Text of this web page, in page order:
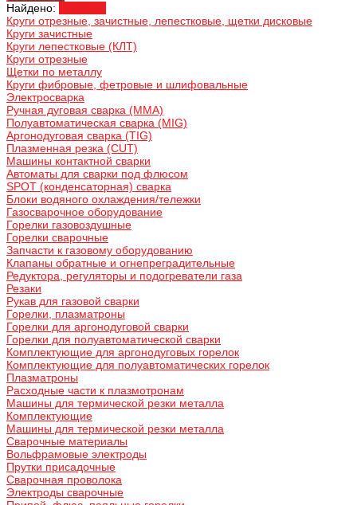
Найдено:
Круги отрезные, зачистные, лепестковые, щетки дисковые
Круги зачистные
Круги лепестковые (КЛТ)
Круги отрезные
Щетки по металлу
Круги фибровые, фетровые и шлифовальные
Электросварка
Ручная дуговая сварка (MMA)
Полуавтоматическая сварка (MIG)
Аргонодуговая сварка (TIG)
Плазменная резка (CUT)
Машины контактной сварки
Автоматы для сварки под флюсом
SPOT (конденсаторная) сварка
Блоки водяного охлаждения/тележки
Газосварочное оборудование
Горелки газовоздушные
Горелки сварочные
Запчасти к газовому оборудованию
Клапаны обратные и огнепреградительные
Редуктора, регуляторы и подогреватели газа
Резаки
Рукав для газовой сварки
Горелки, плазматроны
Горелки для аргонодуговой сварки
Горелки для полуавтоматической сварки
Комплектующие для аргонодуговых горелок
Комплектующие для полуавтоматических горелок
Плазматроны
Расходные части к плазмотронам
Машины для термической резки металла
Комплектующие
Машины для термической резки металла
Сварочные материалы
Вольфрамовые электроды
Прутки присадочные
Сварочная проволока
Электроды сварочные